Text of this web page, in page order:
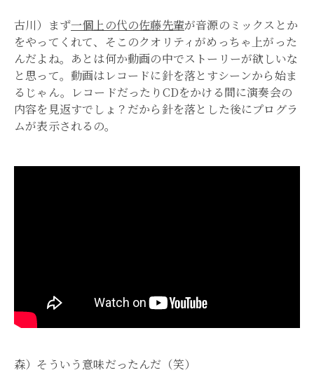
古川）まず一個上の代の佐藤先輩が音源のミックスとか
をやってくれて、そこのクオリティがめっちゃ上がった
んだよね。あとは何か動画の中でストーリーが欲しいな
と思って。動画はレコードに針を落とすシーンから始ま
るじゃん。レコードだったりCDをかける間に演奏会の
内容を見返すでしょ？だから針を落とした後にプログラ
ムが表示されるの。
森）そういう意味だったんだ（笑）